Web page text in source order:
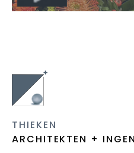
THIEKEN
ARCHITEKTEN +